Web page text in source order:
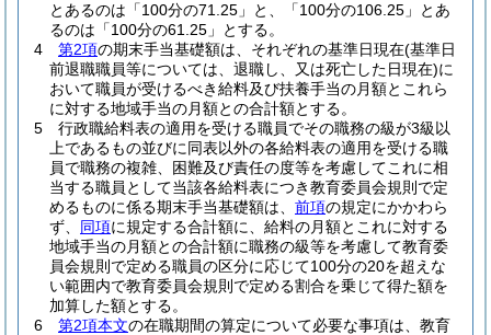
とあるのは「100分の71.25」と、「100分の106.25」とあ
るのは「100分の61.25」とする。
4
第2項の期末手当基礎額は、それぞれの基準日現在(基準日
前退職職員等については、退職し、又は死亡した日現在)に
おいて職員が受けるべき給料及び扶養手当の月額とこれら
に対する地域手当の月額との合計額とする。
5
行政職給料表の適用を受ける職員でその職務の級が3級以
上であるもの並びに同表以外の各給料表の適用を受ける職
員で職務の複雑、困難及び責任の度等を考慮してこれに相
当する職員として当該各給料表につき教育委員会規則で定
めるものに係る期末手当基礎額は、 前項の規定にかかわら
ず、 同項に規定する合計額に、給料の月額とこれに対する
地域手当の月額との合計額に職務の級等を考慮して教育委
員会規則で定める職員の区分に応じて100分の20を超えな
い範囲内で教育委員会規則で定める割合を乗じて得た額を
加算した額とする。
6
第2項本文の在職期間の算定について必要な事項は、教育